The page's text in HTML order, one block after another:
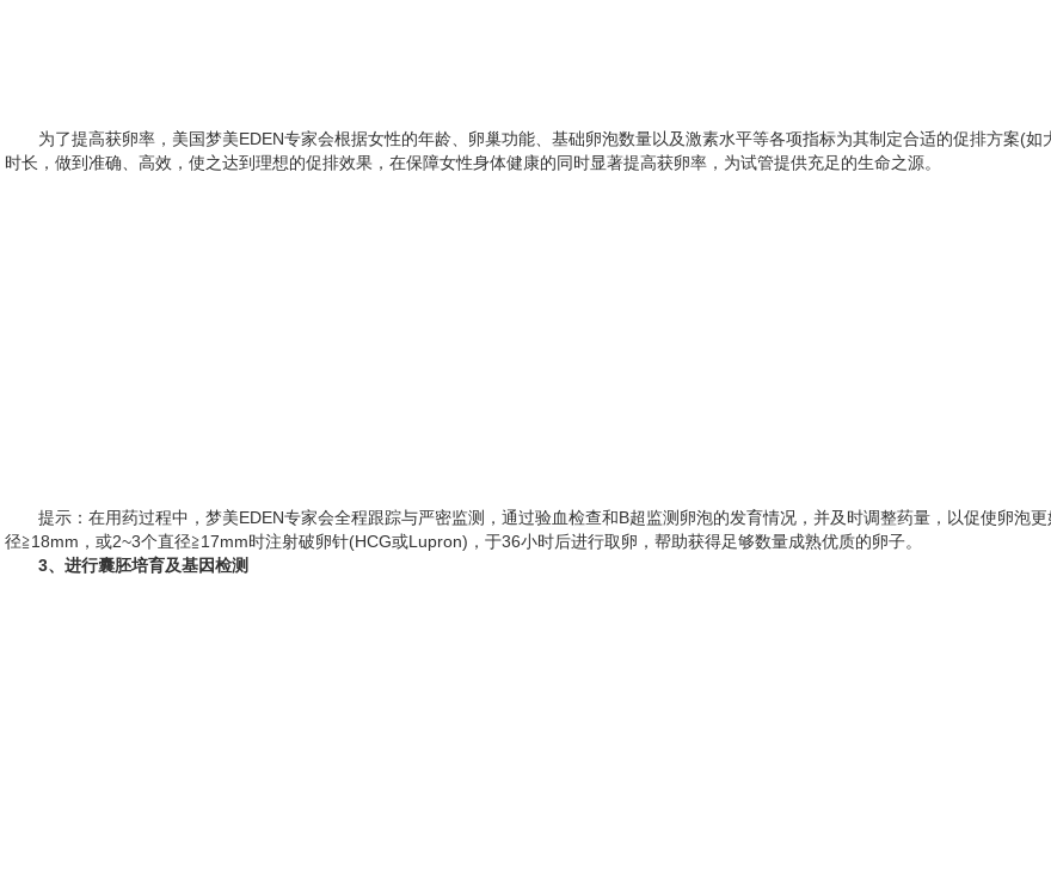
为了提高获卵率，美国梦美EDEN专家会根据女性的年龄、卵巢功能、基础卵泡数量以及激素水平等各项指标为其制定合适的促排方案(
时长，做到准确、高效，使之达到理想的促排效果，在保障女性身体健康的同时显著提高获卵率，为试管提供充足的生命之源。
提示：在用药过程中，梦美EDEN专家会全程跟踪与严密监测，通过验血检查和B超监测卵泡的发育情况，并及时调整药量，以促使卵泡
径≧18mm，或2~3个直径≧17mm时注射破卵针(HCG或Lupron)，于36小时后进行取卵，帮助获得足够数量成熟优质的卵子。
3、进行囊胚培育及基因检测